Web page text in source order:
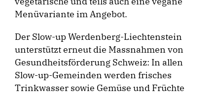
Menüvariante im Angebot.
Der Slow-up Werdenberg-Liechtenstein
unterstützt erneut die Massnahmen von
Gesundheitsförderung Schweiz: In allen
Slow-up-Gemeinden werden frisches
Trinkwasser sowie Gemüse und Früchte